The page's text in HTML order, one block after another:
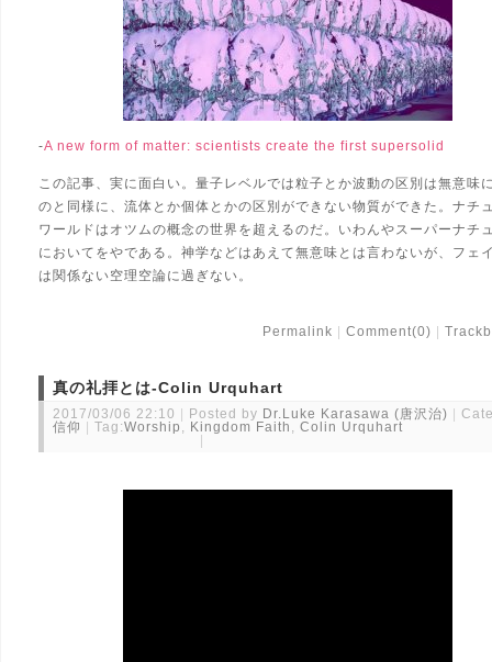
-A new form of matter: scientists create the first supersolid
この記事、実に面白い。量子レベルでは粒子とか波動の区別は無意味
のと同様に、流体とか個体とかの区別ができない物質ができた。ナチ
ワールドはオツムの概念の世界を超えるのだ。いわんやスーパーナチ
においてをやである。神学などはあえて無意味とは言わないが、フェ
は関係ない空理空論に過ぎない。
Permalink Comment(0)
真の礼拝とは-Colin Urquhart
2017/03/06 22:10 Posted by Dr.Luke Karasawa (唐沢治)
信仰
Tag:Worship , Kingdom Faith , Colin Urquhart